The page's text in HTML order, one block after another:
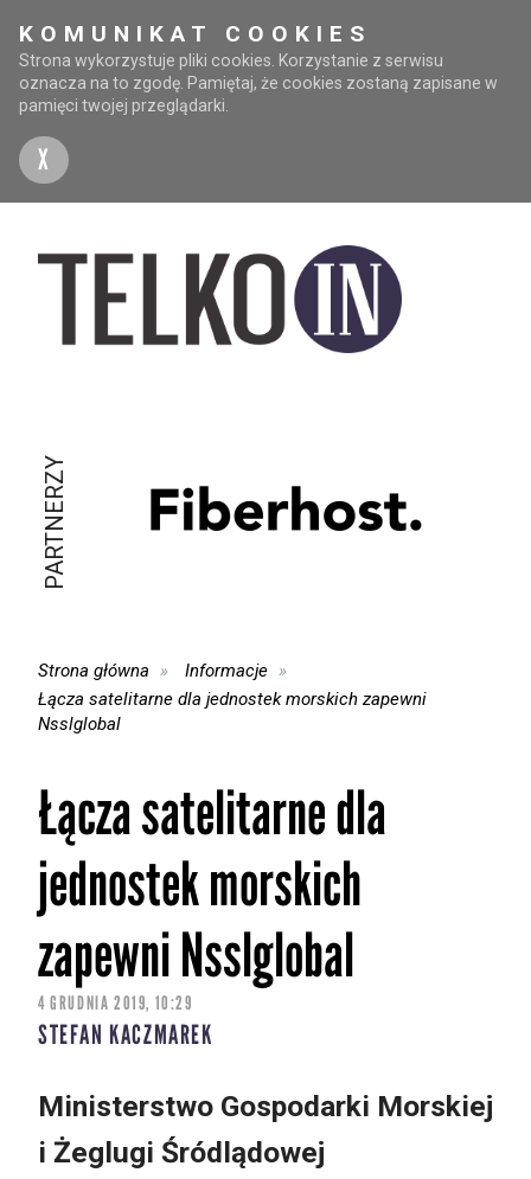
KOMUNIKAT COOKIES
Strona wykorzystuje pliki cookies. Korzystanie z serwisu
oznacza na to zgodę. Pamiętaj, że cookies zostaną zapisane w
pamięci twojej przeglądarki.
X
PARTNERZY
Strona główna
Informacje
Łącza satelitarne dla jednostek morskich zapewni
Nsslglobal
Łącza satelitarne dla
jednostek morskich
zapewni Nsslglobal
4 GRUDNIA 2019, 10:29
STEFAN KACZMAREK
Ministerstwo Gospodarki Morskiej
i Żeglugi Śródlądowej